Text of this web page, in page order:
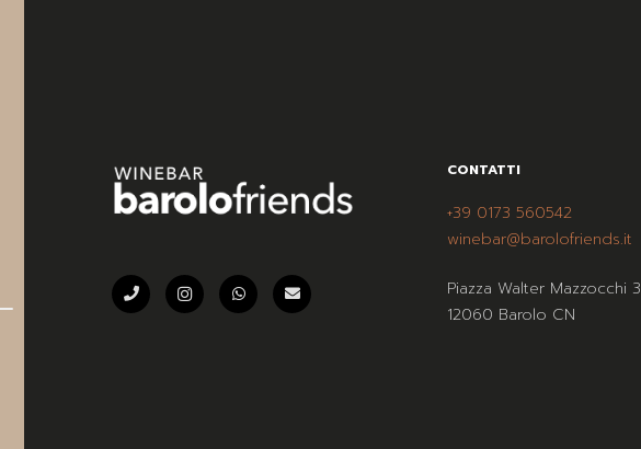
CONTATTI
+39 0173 560542
winebar@barolofriends.it
Piazza Walter Mazzocchi 3
12060 Barolo CN